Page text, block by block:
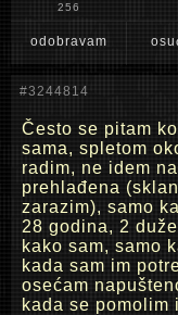
256
odobravam
#3244814
Često se pitam
sama, spletom
radim, ne idem
prehlađena
zarazim), samo
28 godina, 2
kako sam, samo
kada sam im
osećam
kada se pomolim